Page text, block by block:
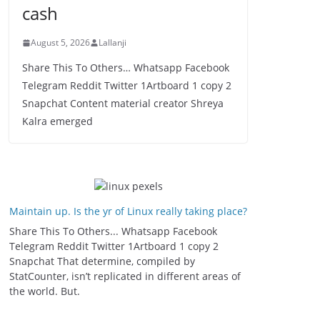
cash
August 5, 2026 Lallanji
Share This To Others… Whatsapp Facebook
Telegram Reddit Twitter 1Artboard 1 copy 2
Snapchat Content material creator Shreya
Kalra emerged
Maintain up. Is the yr of Linux really taking place?
Share This To Others... Whatsapp Facebook
Telegram Reddit Twitter 1Artboard 1 copy 2
Snapchat That determine, compiled by
StatCounter, isn’t replicated in different areas of
the world. But.